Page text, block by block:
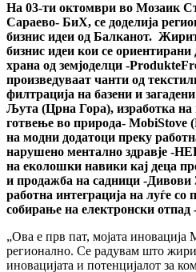
На 03-ти oктомври во Мозаик
Сараево- БиХ, се доделија
бизнис идеи од Балканот.
бизнис идеи кои се
храна од земјоделци -
произведуваат чанти од
филтрација на базени и
Љута (Црна Гора), изработка
готвење во природа- MobiStove
на модни додатоци преку
нарушено ментално здравје -
на еколошки навики кај деца
и продажба на садници -Дивови
работна интеграција на луѓе со
собирање на електронски
„Ова е прв пат, мојата иновација
регионално. Се радувам што
иновацијата и потенцијалот за